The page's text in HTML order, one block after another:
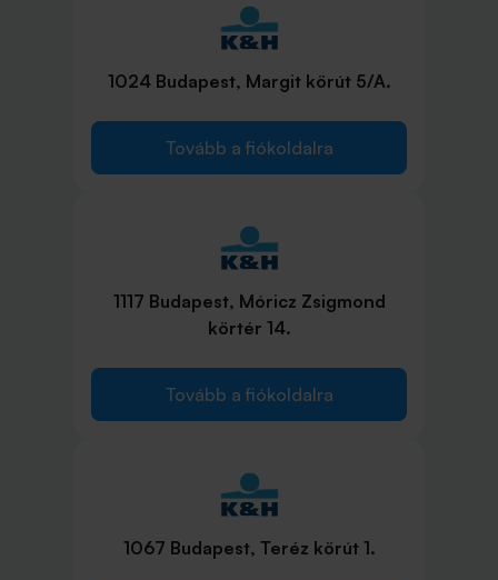
1024 Budapest, Margit körút 5/A.
Tovább a fiókoldalra
1117 Budapest, Móricz Zsigmond
körtér 14.
Tovább a fiókoldalra
1067 Budapest, Teréz körút 1.